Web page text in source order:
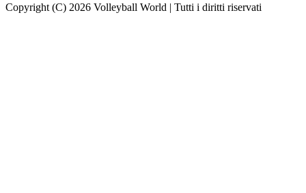
Copyright (C) 2026 Volleyball World | Tutti i diritti riservati